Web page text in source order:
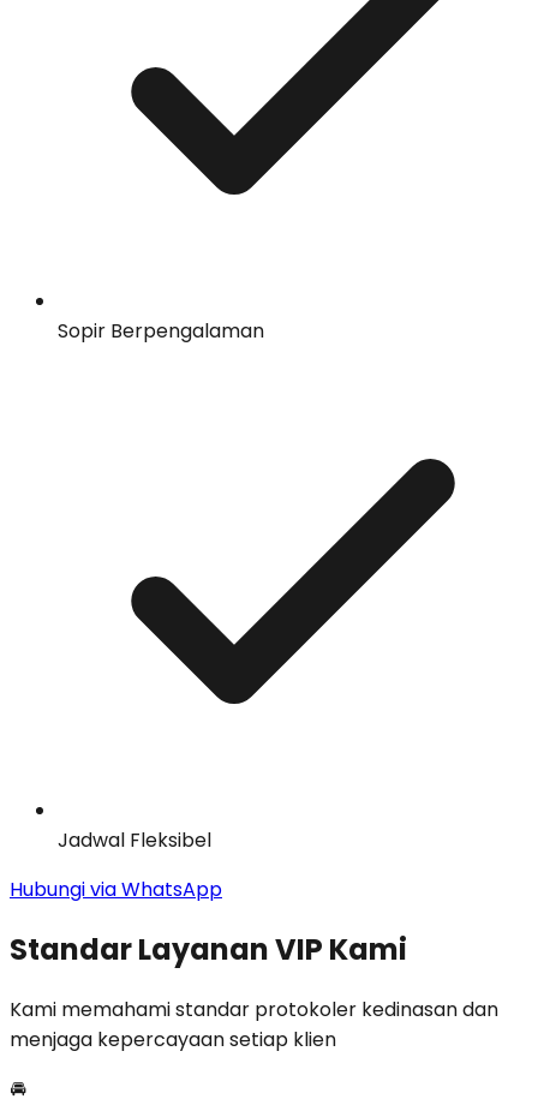
Sopir Berpengalaman
Jadwal Fleksibel
Hubungi via WhatsApp
Standar Layanan VIP Kami
Kami memahami standar protokoler kedinasan dan
menjaga kepercayaan setiap klien
🚘